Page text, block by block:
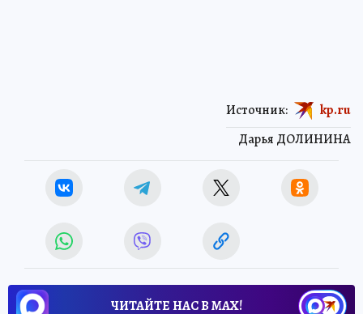
Дарья ДОЛИНИНА
Источник: kp.ru
ЧИТАЙТЕ НАС В МАХ!